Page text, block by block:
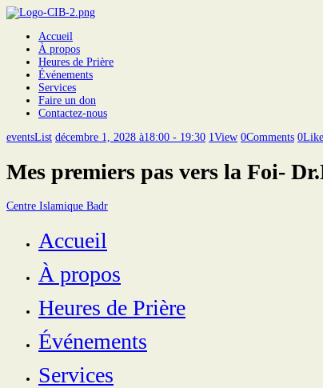
Accueil
À propos
Heures de Prière
Événements
Services
Faire un don
Contactez-nous
eventsList décembre 1, 2028 à18:00 - 19:30 1View 0Comments 0
Mes premiers pas vers la Foi-
Centre Islamique Badr
Accueil
À propos
Heures de Prière
Événements
Services